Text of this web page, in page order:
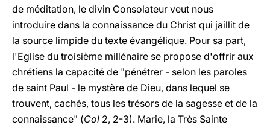
de méditation, le divin Consolateur veut nous
introduire dans la connaissance du Christ qui jaillit de
la source limpide du texte évangélique. Pour sa part,
l'Eglise du troisième millénaire se propose d'offrir aux
chrétiens la capacité de "pénétrer - selon les paroles
de saint Paul - le mystère de Dieu, dans lequel se
trouvent, cachés, tous les trésors de la sagesse et de la
connaissance" (Col 2, 2-3). Marie, la Très Sainte